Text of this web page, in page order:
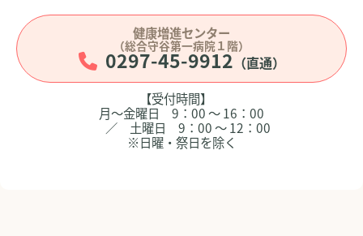
健康増進センター
（総合守谷第一病院１階）
0297-45-9912 （直通）
【受付時間】
月～金曜日 9：00 ～ 16：00
／ 土曜日 9：00 ～ 12：00
※日曜・祭日を除く